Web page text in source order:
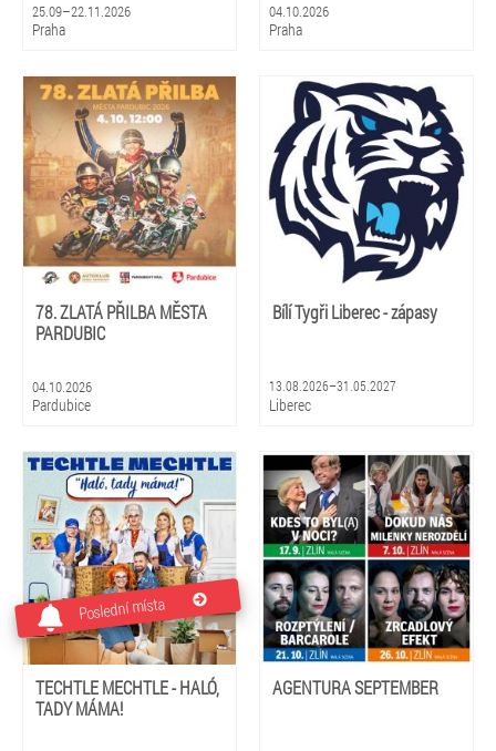
25.09–22.11.2026
Praha
04.10.2026
Praha
78. ZLATÁ PŘILBA MĚSTA
PARDUBIC
04.10.2026
Pardubice
Bílí Tygři Liberec - zápasy
13.08.2026–31.05.2027
Liberec
Poslední místa
TECHTLE MECHTLE - HALÓ,
TADY MÁMA!
AGENTURA SEPTEMBER